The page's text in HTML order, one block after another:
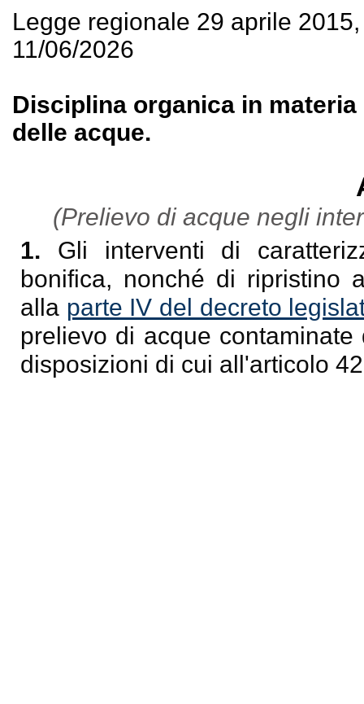
Legge regionale 29 aprile
11/06/2026
Disciplina organica in
delle acque.
(Prelievo di acque negli
1. Gli interventi di
bonifica, nonché di ripristino
alla parte IV del decreto
prelievo di acque
disposizioni di cui all'articolo